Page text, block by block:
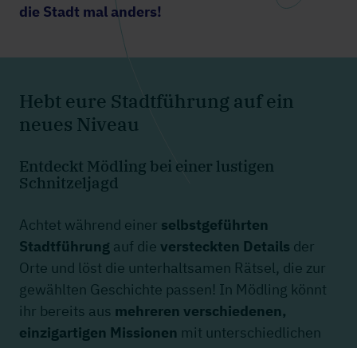
die Stadt mal anders!
Hebt eure Stadtführung auf ein
neues Niveau
Entdeckt Mödling bei einer lustigen
Schnitzeljagd
Achtet während einer selbstgeführten
Stadtführung auf die versteckten Details der
Orte und löst die unterhaltsamen Rätsel, die zur
gewählten Geschichte passen! In Mödling könnt
ihr bereits aus mehreren verschiedenen,
einzigartigen Missionen mit unterschiedlichen